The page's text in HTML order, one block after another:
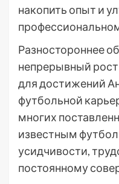
накопить опыт и
Разностороннее
непрерывный рост
для достижений
футбольной
многих
известным
усидчивости,
постоянному